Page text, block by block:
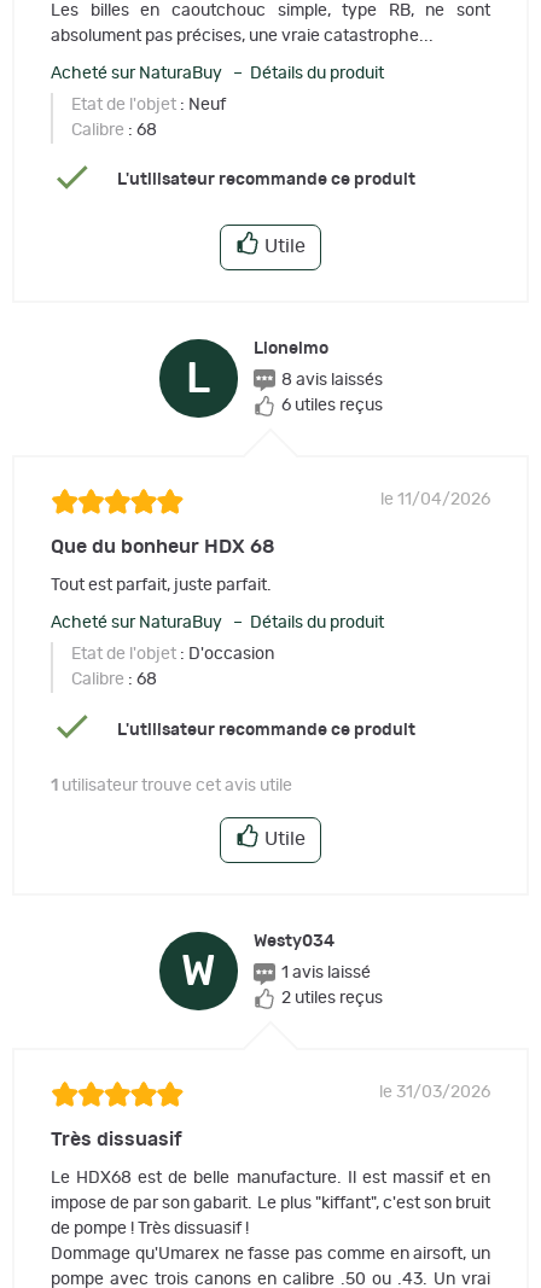
Les billes en caoutchouc simple, type RB, ne sont
absolument pas précises, une vraie catastrophe...
Acheté sur NaturaBuy – Détails du produit
Etat de l'objet : Neuf
Calibre : 68
L'utilisateur recommande ce produit
Utile
L
Lionelmo
8 avis laissés
6 utiles reçus
le 11/04/2026
Que du bonheur HDX 68
Tout est parfait, juste parfait.
Acheté sur NaturaBuy – Détails du produit
Etat de l'objet : D'occasion
Calibre : 68
L'utilisateur recommande ce produit
1 utilisateur trouve cet avis utile
Utile
W
Westy034
1 avis laissé
2 utiles reçus
le 31/03/2026
Très dissuasif
Le HDX68 est de belle manufacture. Il est massif et en
impose de par son gabarit. Le plus "kiffant", c'est son bruit
de pompe ! Très dissuasif !
Dommage qu'Umarex ne fasse pas comme en airsoft, un
pompe avec trois canons en calibre .50 ou .43. Un vrai